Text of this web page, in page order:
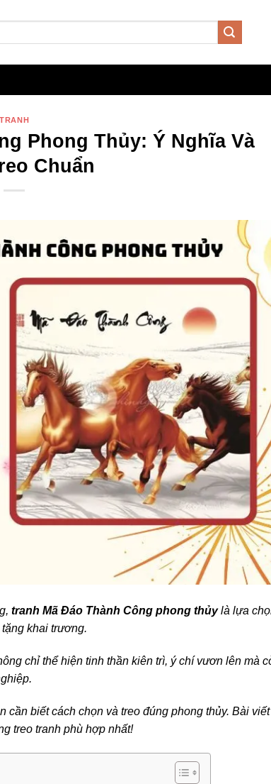
TRANH
Phong Thủy: Ý Nghĩa Và
Chuẩn
tranh Mã Đáo Thành Công phong thủylà lựa
khai trương.
chỉ thể hiện tinh thần kiên trì, ý chí vươn lên mà
cần biết cách chọn và treo đúng phong thủy. Bài viết
treo tranh phù hợp nhất!